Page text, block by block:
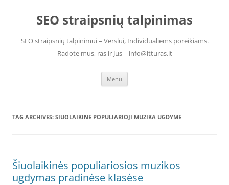
contentSEO straipsnių talpinimas
SEO straipsnių talpinimui – Verslui, Individualiems poreikiams.
Radote mus, ras ir Jus – info@itturas.lt
Menu
TAG ARCHIVES: SIUOLAIKINE POPULIARIOJI MUZIKA UGDYME
Šiuolaikinės populiariosios muzikos
ugdymas pradinėse klasėse